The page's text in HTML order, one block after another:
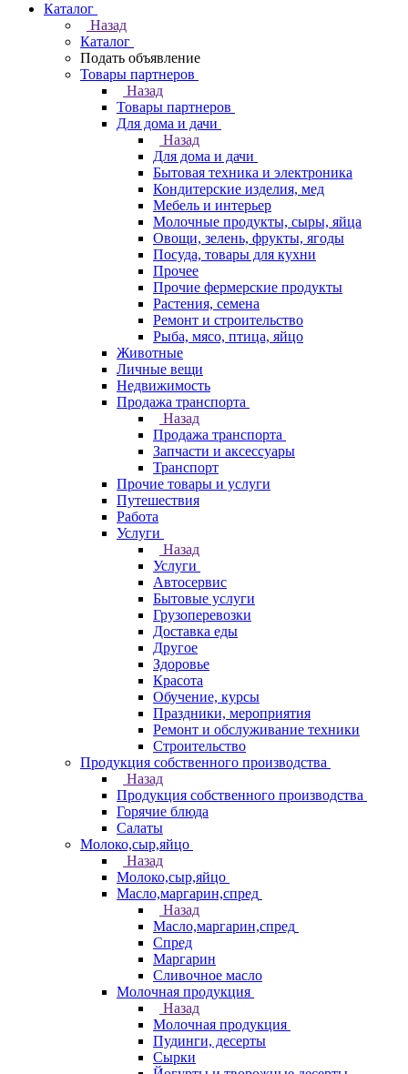
Каталог
Назад
Каталог
Подать объявление
Товары партнеров
Назад
Товары партнеров
Для дома и дачи
Назад
Для дома и дачи
Бытовая техника и электроника
Кондитерские изделия, мед
Мебель и интерьер
Молочные продукты, сыры, яйца
Овощи, зелень, фрукты, ягоды
Посуда, товары для кухни
Прочее
Прочие фермерские продукты
Растения, семена
Ремонт и строительство
Рыба, мясо, птица, яйцо
Животные
Личные вещи
Недвижимость
Продажа транспорта
Назад
Продажа транспорта
Запчасти и аксессуары
Транспорт
Прочие товары и услуги
Путешествия
Работа
Услуги
Назад
Услуги
Автосервис
Бытовые услуги
Грузоперевозки
Доставка еды
Другое
Здоровье
Красота
Обучение, курсы
Праздники, мероприятия
Ремонт и обслуживание техники
Строительство
Продукция собственного производства
Назад
Продукция собственного производства
Горячие блюда
Салаты
Молоко,сыр,яйцо
Назад
Молоко,сыр,яйцо
Масло,маргарин,спред
Назад
Масло,маргарин,спред
Спред
Маргарин
Сливочное масло
Молочная продукция
Назад
Молочная продукция
Пудинги, десерты
Сырки